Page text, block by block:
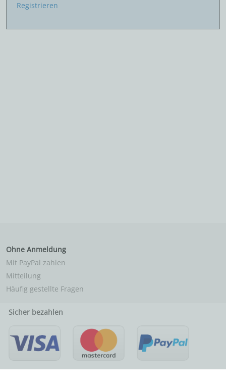
Registrieren
Ohne Anmeldung
Mit PayPal zahlen
Mitteilung
Häufig gestellte Fragen
Sicher bezahlen